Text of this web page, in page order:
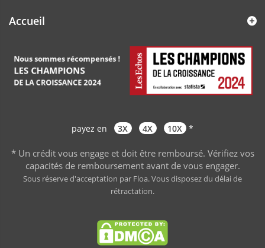
Accueil
payez en 3X 4X 10X *
* Un crédit vous engage et doit être remboursé. Vérifiez vos
capacités de remboursement avant de vous engager.
Sous réserve d'acceptation par Floa. Vous disposez du délai de
rétractation.